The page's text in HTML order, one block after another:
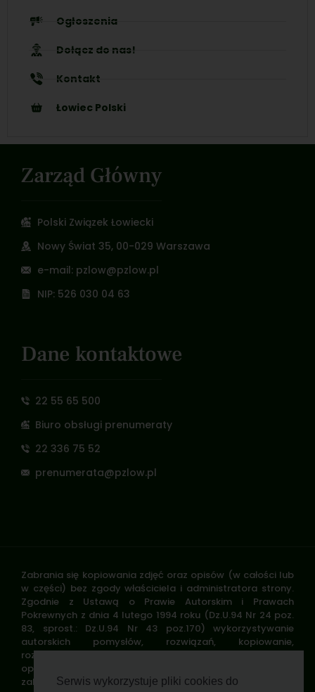
Serwis wykorzystuje pliki cookies do
Ogłoszenia
Dołącz do nas!
Kontakt
Łowiec Polski
Zarząd Główny
Polski Związek Łowiecki
Nowy Świat 35, 00-029 Warszawa
e-mail: pzlow@pzlow.pl
NIP: 526 030 04 63
Dane kontaktowe
22 55 65 500
Biuro obsługi prenumeraty
22 336 75 52
prenumerata@pzlow.pl
Zabrania się kopiowania zdjęć oraz opisów (w całości lub
w części) bez zgody właściciela i administratora strony.
Zgodnie z Ustawą o Prawie Autorskim i Prawach
Pokrewnych z dnia 4 lutego 1994 roku (Dz.U.94 Nr 24 poz.
83, sprost.: Dz.U.94 Nr 43 poz.170) wykorzystywanie
autorskich pomysłów, rozwiązań, kopiowanie,
rozpowszechnianie zdjęć, fragmentów grafiki, tekstów
opisów w celach zarobkowych, bez zezwolenia autora jest
zabronione i stanowi naruszenie praw autorskich oraz